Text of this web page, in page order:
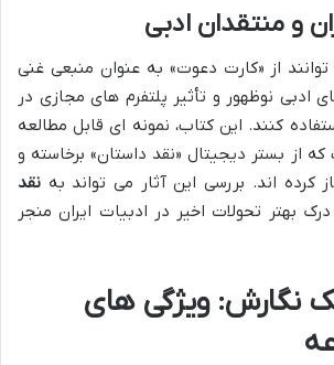
و منتقدان ادبی
از «کارت دعوت» به عنوان منبعی غنی
ادبی نوظهور و تأثیر پلتفرم های مجازی در
کنند. این کتاب، نمونه ای قابل مطالعه
از بستر دیجیتال «نقد داستان» برخاسته و
کرده اند. بررسی این آثار می تواند به نقد
بهتر تحولات اخیر در ادبیات ایران منجر
نگارش: ویژگی های